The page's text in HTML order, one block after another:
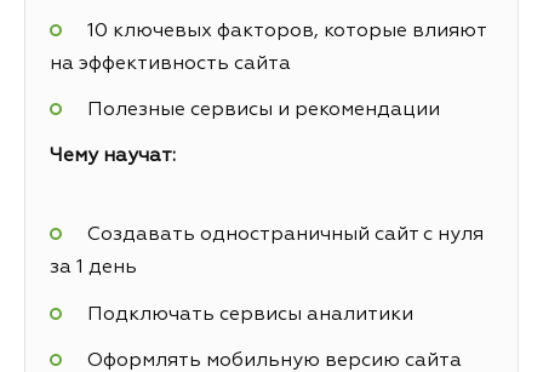
10 ключевых факторов, которые влияют
на эффективность сайта
Полезные сервисы и рекомендации
Чему научат:
Создавать одностраничный сайт с нуля
за 1 день
Подключать сервисы аналитики
Оформлять мобильную версию сайта